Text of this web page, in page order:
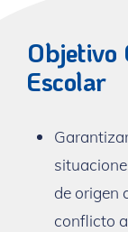
Objetivo
Escolar
de origen
conflicto